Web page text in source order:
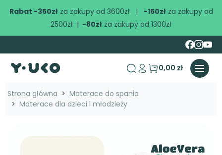
Rabat -350złza zakupy od 3600zł | -150złza zakupy od
2500zł | -80zł za zakupy od 1300zł
search
0,00 zł
Strona główna
Materace do spania
Materace dla dzieci i młodzieży